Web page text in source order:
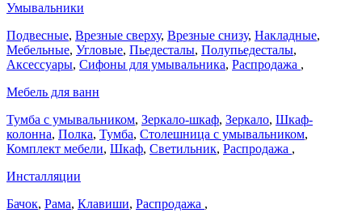
Умывальники
Подвесные, Врезные сверху, Врезные снизу, Накладные,
Мебельные, Угловые, Пьедесталы, Полупьедесталы,
Аксессуары, Сифоны для умывальника, Распродажа ,
Мебель для ванн
Тумба с умывальником, Зеркало-шкаф, Зеркало, Шкаф-
колонна, Полка, Тумба, Столешница с умывальником,
Комплект мебели, Шкаф, Светильник, Распродажа ,
Инсталляции
Бачок, Рама, Клавиши, Распродажа ,